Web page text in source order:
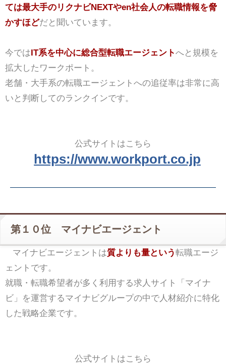
ては最大手のリクナビNEXTやen社会人の転職情報を脅
かすほどだと聞いています。
今ではIT系を中心に総合型転職エージェントへと規模を
拡大したワークポート。
老舗・大手系の転職エージェントへの追従率は非常に高
いと判断してのランクインです。
公式サイトはこちら
https://www.workport.co.jp
第１０位 マイナビエージェント
マイナビエージェントは質よりも量という転職エージ
ェントです。
就職・転職希望者が多く利用する求人サイト「マイナ
ビ」を運営するマイナビグループの中で人材紹介に特化
した戦略企業です。
公式サイトはこちら